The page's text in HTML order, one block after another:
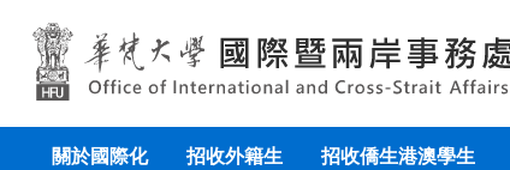
關於國際化 招收外籍生 招收僑生港澳學生